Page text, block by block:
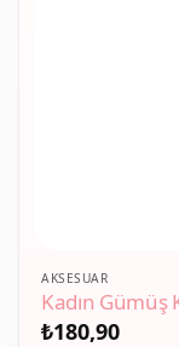
AKSESUAR
Kadın
₺180,90